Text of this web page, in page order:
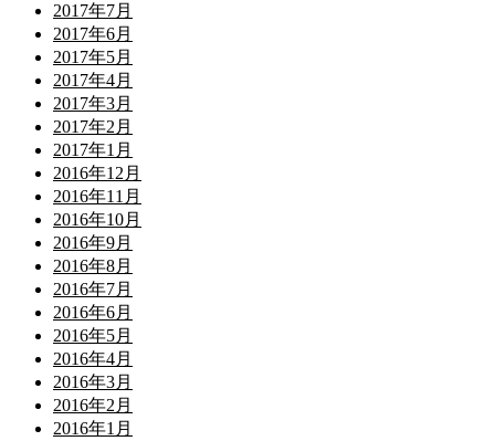
2017年7月
2017年6月
2017年5月
2017年4月
2017年3月
2017年2月
2017年1月
2016年12月
2016年11月
2016年10月
2016年9月
2016年8月
2016年7月
2016年6月
2016年5月
2016年4月
2016年3月
2016年2月
2016年1月